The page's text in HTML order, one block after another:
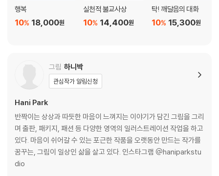
지금이 가장 행복한 순간
믿는 만큼 크는 아이들
좋은 아내, 좋은 엄마라는 착각
남을 이해하지 못 하면 내가 괴롭다
원하는 것이 다 이루어져야 행복한 것은 아니다
세상에 끌려다니지 마라
수험생을 위한 최고의 기도문
4장|부모는 변화하는 세상 속 자녀의 등불이다
다람쥐가 도토리를 줍듯, 소가 풀을 뜯듯
너를 이해한다 그럴 수도 있다
행복
18,000원
10%
실천적 불교사상
14,400원
10%
탁! 깨달음의 대화
15,300원
10%
그림 하니박
관심작가 알림신청
Hani Park
반짝이는 상상과 따듯한 마음이 느껴지는 이야기가 담긴 그림을 그리
며 출판, 패키지, 패션 등 다양한 영역의 일러스트레이션 작업을 하고
있다. 마음이 쉬어갈 수 있는 포근한 작품을 오랫동안 만드는 작가를
꿈꾸는, 그림이 일상인 삶을 살고 있다. 인스타그램 @haniparkstu
dio